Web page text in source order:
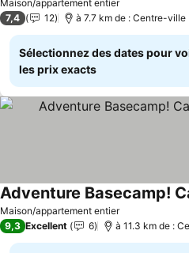
Maison/appartement entier
7,4 12 à 7.7 km de : Centre-ville
Sélectionnez des dates pour
les prix exacts
Maison/appartement entier
Consulter les prix
9,3 Excellent 6 à 11.3 km de :